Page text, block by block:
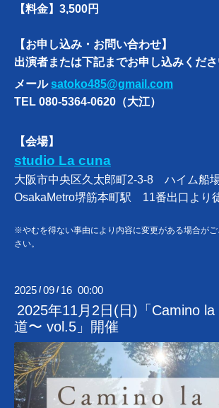
【料金】3,500円
【お申し込み・お問い合わせ】
出演者または下記までお申し込みくださ
メールsatoko485@gmail.com
TEL 080-5364-0620（大江）
【会場】
studio La cuna
大阪市中央区久太郎町2-3-8 ハイム船
OsakaMetro堺筋本町駅 11番出口より
※やむを得ない事由により内容に変更がある場合が
さい。
2025 /09 / 16 00:00
2025年11月2日(日)「Camino
道〜 vol.5」開催